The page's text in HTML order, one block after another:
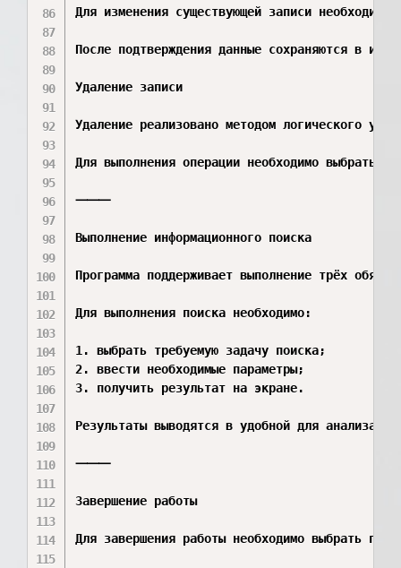
Для изменения существующей записи
После подтверждения данные сохраняются в
Удаление записи
Удаление реализовано методом логического
Для выполнения операции необходимо выбрать
⸻
Выполнение информационного поиска
Программа поддерживает выполнение трёх
Для выполнения поиска необходимо:
1. выбрать требуемую задачу поиска;
2. ввести необходимые параметры;
3. получить результат на экране.
Результаты выводятся в удобной для анализа
⸻
Завершение работы
Для завершения работы необходимо выбрать